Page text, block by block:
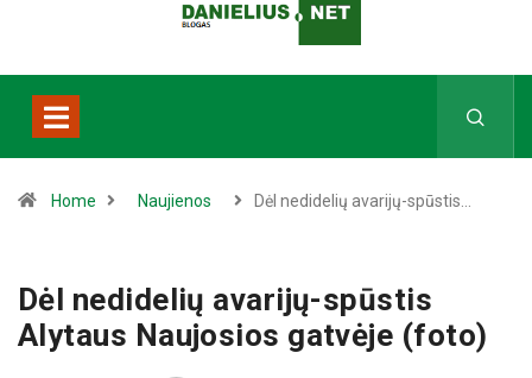
Home Naujienos Dėl nedidelių avarijų-spūstis…
Dėl nedidelių avarijų-spūstis
Alytaus Naujosios gatvėje (foto)